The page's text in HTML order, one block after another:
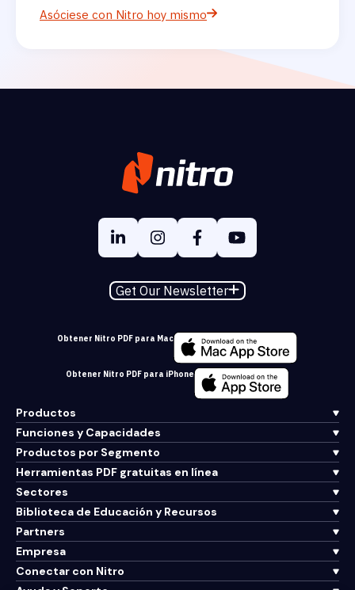
Asóciese con Nitro hoy mismo
Get Our Newsletter
Obtener Nitro PDF para Mac
Obtener Nitro PDF para iPhone
Productos
Funciones y Capacidades
Productos por Segmento
Herramientas PDF gratuitas en línea
Sectores
Biblioteca de Educación y Recursos
Partners
Empresa
Conectar con Nitro